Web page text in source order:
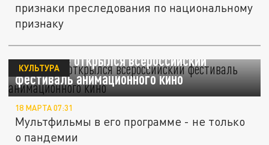
признаки преследования по национальному
признаку
В Суздале открылся всероссийский
фестиваль анимационного кино
КУЛЬТУРА
18 МАРТА 07:31
Мультфильмы в его программе - не только
о пандемии